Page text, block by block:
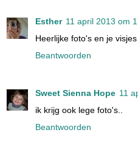
Esther 11 april 2013 om
Heerlijke foto's en je
Beantwoorden
Sweet Sienna Hope 11
ik krijg ook lege foto's..
Beantwoorden